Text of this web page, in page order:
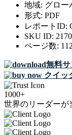
地域: グロー
形式: PDF
レポートID:
SKU ID:
ページ数: 112
無料
クイッ
1000+
世界のリーダーが